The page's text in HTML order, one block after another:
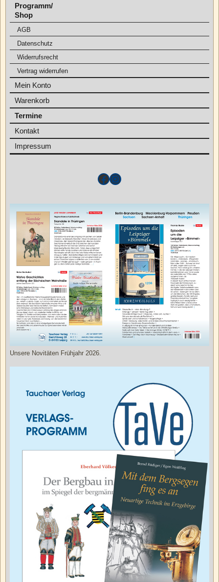
Programm/
Shop
AGB
Datenschutz
Widerrufsrecht
Vertrag widerrufen
Mein Konto
Warenkorb
Termine
Kontakt
Impressum
Unsere Novitäten Frühjahr 2026.